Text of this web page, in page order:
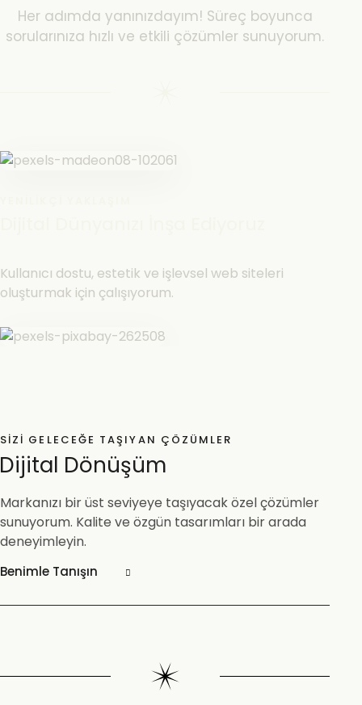
Her adımda yanınızdayım! Süreç boyunca
sorularınıza hızlı ve etkili çözümler sunuyorum.
Kullanıcı dostu, estetik ve işlevsel web siteleri
oluşturmak için çalışıyorum.
SIZI GELECEĞE TAŞIYAN ÇÖZÜMLER
Dijital Dönüşüm
Markanızı bir üst seviyeye taşıyacak özel çözümler
sunuyorum. Kalite ve özgün tasarımları bir arada
deneyimleyin.
Benimle Tanışın